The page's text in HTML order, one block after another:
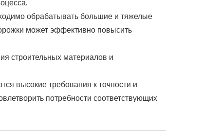
обрабатывать большие и тяжелые
может эффективно повысить
строительных материалов и
высокие требования к точности и
потребности соответствующих